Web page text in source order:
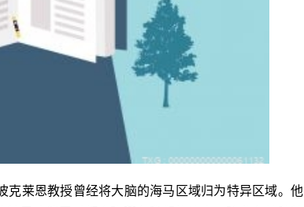
克莱恩教授曾经将大脑的海马区域归为特异区域。他